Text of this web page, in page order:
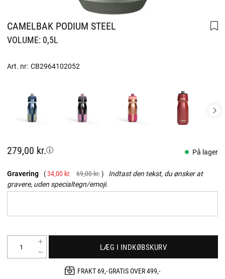
CAMELBAK PODIUM STEEL
VOLUME: 0,5L
Art. nr: CB2964102052
279,00 kr. På lager
Gravering 34,00 kr. 69,00 kr.
Indtast den tekst, du ønsker at
gravere, uden specialtegn/emoji.
LÆG I INDKØBSKURV
FRAKT 69,- GRATIS OVER 499,-